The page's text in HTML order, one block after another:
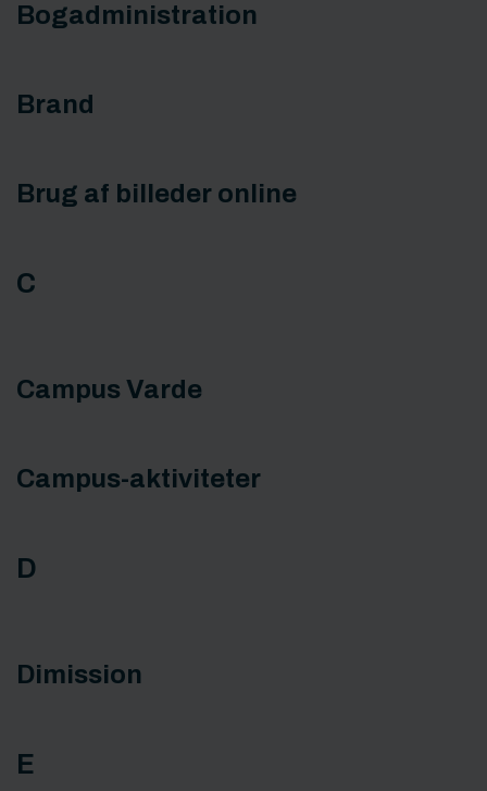
Bogadministration
Brand
Brug af billeder online
C
Campus Varde
Campus-aktiviteter
D
Dimission
E